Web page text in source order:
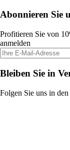
Abonnieren Sie
Profitieren Sie von
anmelden
Bleiben Sie in
Folgen Sie uns in